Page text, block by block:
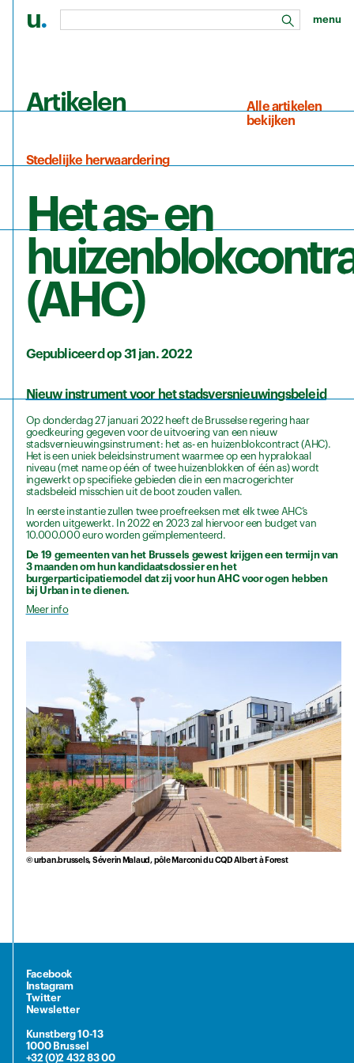
u. zoeken
menu
Artikelen
Alle artikelen
bekijken
Stedelijke herwaardering
Het as- en
(AHC)
Gepubliceerd op 31 jan. 2022
Nieuw instrument voor het stadsversnieuwingsbeleid
Op donderdag 27 januari 2022 heeft de Brusselse regering haar
goedkeuring gegeven voor de uitvoering van een nieuw
stadsvernieuwingsinstrument: het as- en huizenblokcontract (AHC).
Het is een uniek beleidsinstrument waarmee op een hypralokaal
niveau (met name op één of twee huizenblokken of één as) wordt
ingewerkt op specifieke gebieden die in een macrogerichter
stadsbeleid misschien uit de boot zouden vallen.
In eerste instantie zullen twee proefreeksen met elk twee AHC’s
worden uitgewerkt. In 2022 en 2023 zal hiervoor een budget van
10.000.000 euro worden geïmplementeerd.
De 19 gemeenten van het Brussels gewest krijgen een termijn van
3 maanden om hun kandidaatsdossier en het
burgerparticipatiemodel dat zij voor hun AHC voor ogen hebben
bij Urban in te dienen.
Meer info
© urban.brussels, Séverin Malaud, pôle Marconi du CQD Albert à Forest
Facebook
Instagram
Twitter
Newsletter
Kunstberg 10-13
1000 Brussel
+32 (0)2 432 83 00